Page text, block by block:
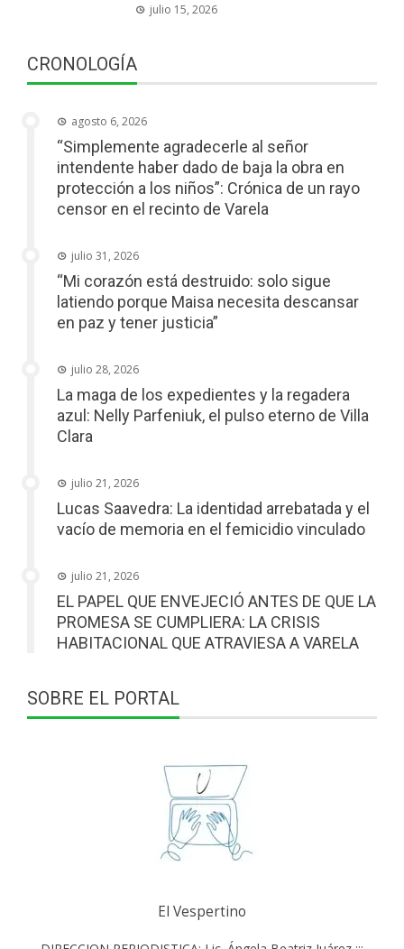
julio 15, 2026
CRONOLOGÍA
agosto 6, 2026
“Simplemente agradecerle al señor
intendente haber dado de baja la obra en
protección a los niños”: Crónica de un rayo
censor en el recinto de Varela
julio 31, 2026
“Mi corazón está destruido: solo sigue
latiendo porque Maisa necesita descansar
en paz y tener justicia”
julio 28, 2026
La maga de los expedientes y la regadera
azul: Nelly Parfeniuk, el pulso eterno de Villa
Clara
julio 21, 2026
Lucas Saavedra: La identidad arrebatada y el
vacío de memoria en el femicidio vinculado
julio 21, 2026
EL PAPEL QUE ENVEJECIÓ ANTES DE QUE LA
PROMESA SE CUMPLIERA: LA CRISIS
HABITACIONAL QUE ATRAVIESA A VARELA
SOBRE EL PORTAL
El Vespertino